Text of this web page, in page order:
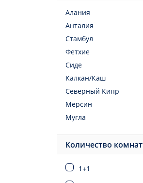
Под ВНЖ
Алания
Анталия
Стамбул
Фетхие
Сиде
Калкан/Каш
Северный Кипр
Мерсин
Мугла
Количество комнат
1+1